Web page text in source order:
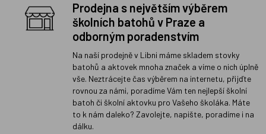
Prodejna s největším výběrem
školních batohů v Praze a
odborným poradenstvím
Na naší prodejně v Libni máme skladem stovky
batohů a aktovek mnoha značek a víme o nich úplně
vše. Neztrácejte čas výběrem na internetu, přijďte
rovnou za námi, poradíme Vám ten nejlepší školní
batoh či školní aktovku pro Vašeho školáka. Máte
to k nám daleko? Zavolejte, napište, poradíme i na
dálku.